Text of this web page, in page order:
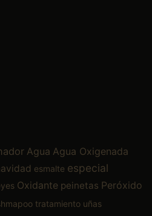
Agua Agua Oxigenada
esmalte especial
Oxidante peinetas Peróxido
tratamiento uñas